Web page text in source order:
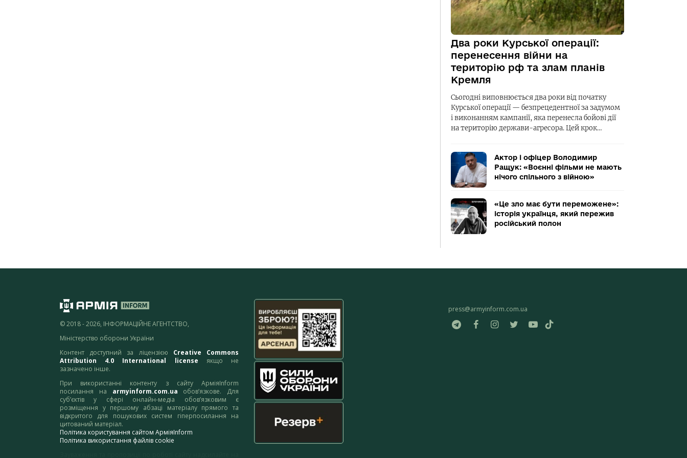
Два роки Курської операції:
перенесення війни на
територію рф та злам планів
Кремля
Сьогодні виповнюється два роки від початку
Курської операції — безпрецедентної за задумом
і виконанням кампанії, яка перенесла бойові дії
на територію держави-агресора. Цей крок…
Актор і офіцер Володимир
Ращук: «Воєнні фільми не мають
нічого спільного з війною»
«Це зло має бути переможене»:
історія українця, який пережив
російський полон
© 2018 - 2026, ІНФОРМАЦІЙНЕ АГЕНТСТВО,
Міністерство оборони України
Контент доступний за ліцензією Creative Commons
Attribution 4.0 International license якщо не
зазначено інше.
При використанні контенту з сайту АрміяInform
посилання на armyinform.com.ua обов’язкове. Для
суб’єктів у сфері онлайн-медіа обов’язковим є
розміщення у першому абзаці матеріалу прямого та
відкритого для пошукових систем гіперпосилання на
цитований матеріал.
Політика користування сайтом АрміяInform
Політика використання файлів cookie
press@armyinform.com.ua